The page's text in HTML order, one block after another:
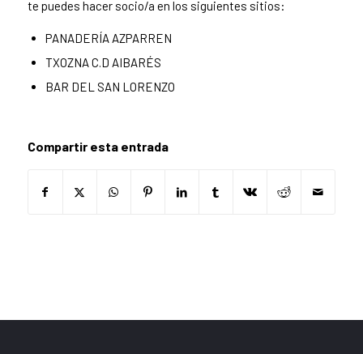
te puedes hacer socio/a en los siguientes sitios:
PANADERÍA AZPARREN
TXOZNA C.D AIBARÉS
BAR DEL SAN LORENZO
Compartir esta entrada